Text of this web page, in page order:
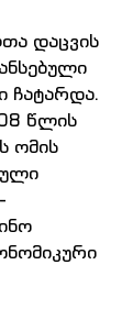
დაცვის
ჩატარდა.
წლის
ომის